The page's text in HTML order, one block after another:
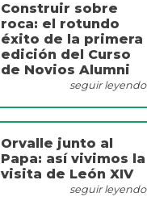
Construir sobre
roca: el rotundo
éxito de la primera
edición del Curso
de Novios Alumni
seguir leyendo
Orvalle junto al
Papa: así vivimos la
visita de León XIV
seguir leyendo